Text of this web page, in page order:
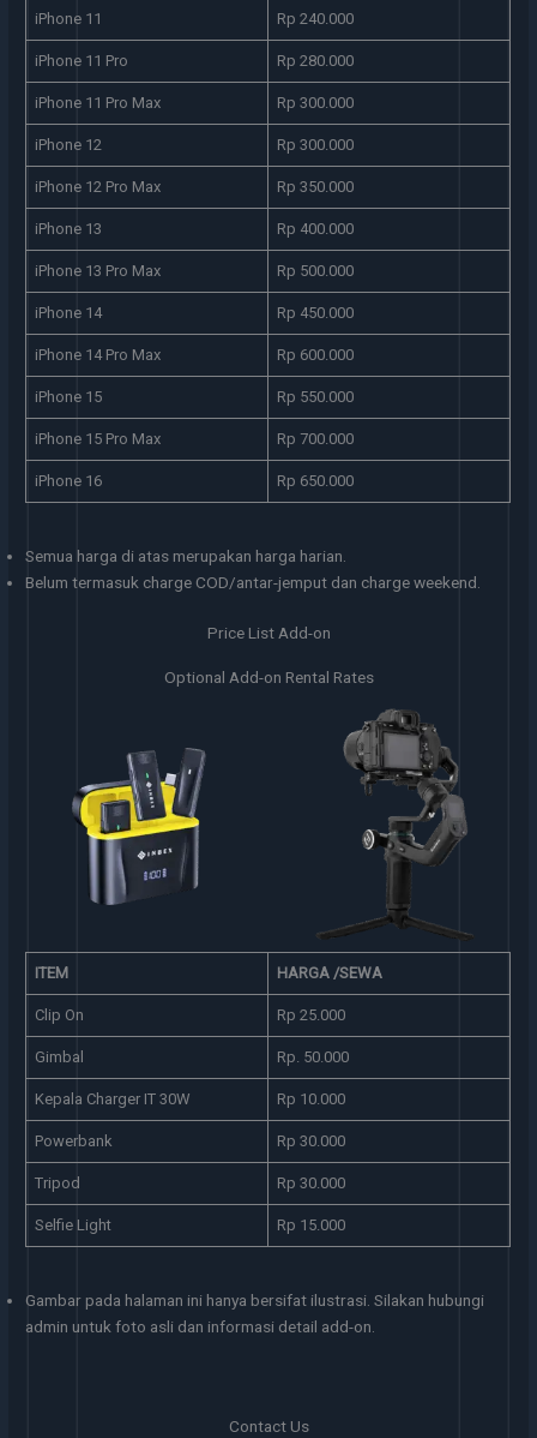
iPhone 11 Rp 240.000
iPhone 11 Pro Rp 280.000
iPhone 11 Pro Max Rp 300.000
iPhone 12 Rp 300.000
iPhone 12 Pro Max Rp 350.000
iPhone 13 Rp 400.000
iPhone 13 Pro Max Rp 500.000
iPhone 14 Rp 450.000
iPhone 14 Pro Max Rp 600.000
iPhone 15 Rp 550.000
iPhone 15 Pro Max Rp 700.000
iPhone 16 Rp 650.000
Semua harga di atas merupakan harga harian.
Belum termasuk charge COD/antar-jemput dan charge weekend.
Price List Add-on
Optional Add-on Rental Rates
Gimbal Kepala Charger IT 30W
ITEM HARGA /SEWA
Clip On Rp 25.000
Gimbal Rp. 50.000
Kepala Charger IT 30W Rp 10.000
Powerbank Rp 30.000
Tripod Rp 30.000
Selfie Light Rp 15.000
Gambar pada halaman ini hanya bersifat ilustrasi. Silakan hubungi
admin untuk foto asli dan informasi detail add-on.
Contact Us